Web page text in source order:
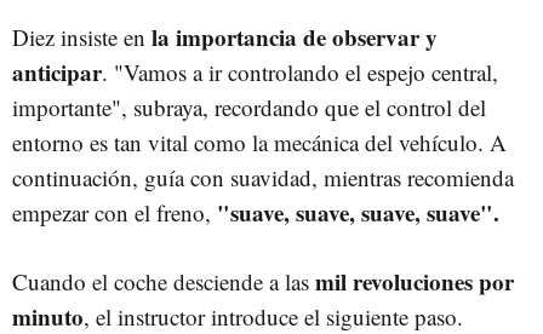
Diez insiste en la importancia de observar y
anticipar. "Vamos a ir controlando el espejo central,
importante", subraya, recordando que el control del
entorno es tan vital como la mecánica del vehículo. A
continuación, guía con suavidad, mientras recomienda
empezar con el freno, "suave, suave, suave, suave".
Cuando el coche desciende a las mil revoluciones por
minuto, el instructor introduce el siguiente paso.